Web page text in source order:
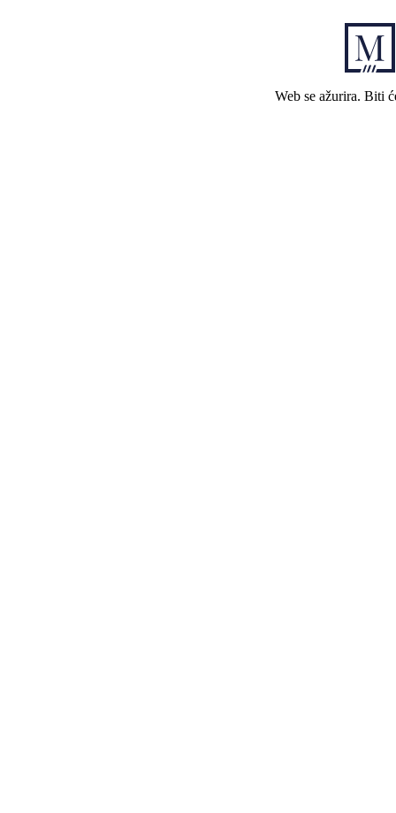
Web se ažurira. Biti